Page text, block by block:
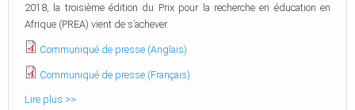
2018, la troisième édition du Prix pour la recherche en éducation en
Afrique (PREA) vient de s’achever.
Communiqué de presse (Anglais)
Communiqué de presse (Français)
Lire plus >>